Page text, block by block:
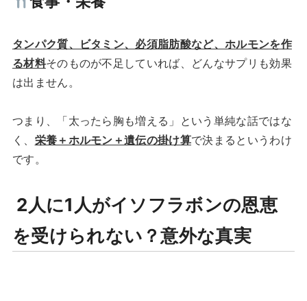
タンパク質、ビタミン、必須脂肪酸など、 ホルモンを作
る材料そのものが不足していれば、どんなサプリも効果
は出ません。
つまり、「太ったら胸も増える」という単純な話ではな
く、 栄養＋ホルモン＋遺伝の掛け算で決まるというわけ
です。
2人に1人がイソフラボンの恩恵
を受けられない？意外な真実